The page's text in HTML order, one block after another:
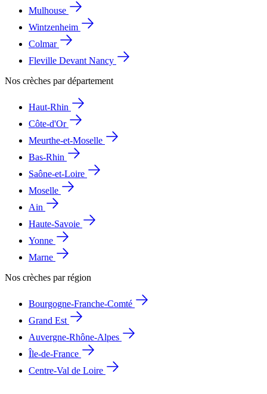
Mulhouse
Wintzenheim
Colmar
Fleville Devant Nancy
Nos crèches par département
Haut-Rhin
Côte-d'Or
Meurthe-et-Moselle
Bas-Rhin
Saône-et-Loire
Moselle
Ain
Haute-Savoie
Yonne
Marne
Nos crèches par région
Bourgogne-Franche-Comté
Grand Est
Auvergne-Rhône-Alpes
Île-de-France
Centre-Val de Loire